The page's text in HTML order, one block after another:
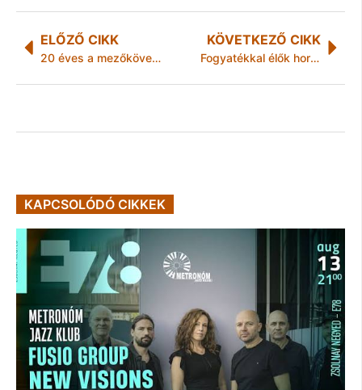
ELŐZŐ CIKK
20 éves a mezőkövesdi Kolping Család Egyesület
KÖVETKEZŐ CIKK
Fogyatékkal élők horgászversenye
KAPCSOLÓDÓ CIKKEK